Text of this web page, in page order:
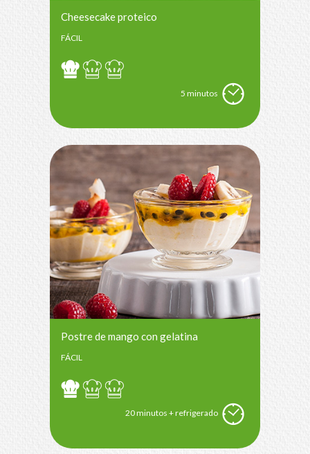
Cheesecake proteico
FÁCIL
5 minutos
Postre de mango con gelatina
FÁCIL
20 minutos + refrigerado